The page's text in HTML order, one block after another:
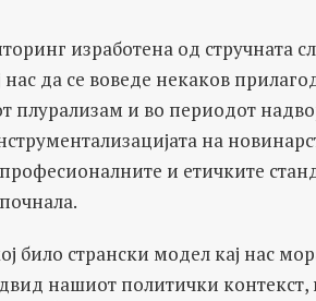
изработена од стручната
нас да се воведе некаков
плурализам и во периодот
на
и етичките
било странски модел кај нас
нашиот политички контекст,